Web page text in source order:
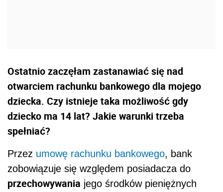
Ostatnio zaczęłam zastanawiać się nad
otwarciem rachunku bankowego dla mojego
dziecka. Czy istnieje taka możliwość gdy
dziecko ma 14 lat? Jakie warunki trzeba
spełniać?
Przez umowę rachunku bankowego, bank
zobowiązuje się względem posiadacza do
przechowywania jego środków pieniężnych